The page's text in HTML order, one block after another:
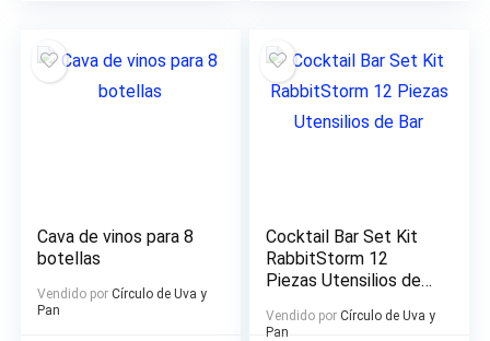
Cava de vinos para 8
botellas
Vendido por Círculo de Uva y
Pan
Cocktail Bar Set Kit
RabbitStorm 12
Piezas Utensilios de
Vendido por Círculo de Uva y
Pan